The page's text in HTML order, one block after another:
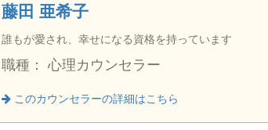
藤田 亜希子
誰もが愛され、幸せになる資格を持っています
職種： 心理カウンセラー
このカウンセラーの詳細はこちら